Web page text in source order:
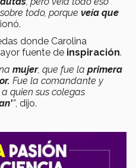
todo, porque veía que
donde Carolina
fuente de inspiración.
mujer, que fue la primera
Fue la comandante y
a quien sus colegas
”, dijo.